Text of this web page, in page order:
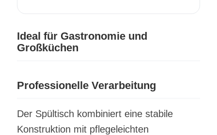
Ideal für Gastronomie und
Großküchen
Professionelle Verarbeitung
Der Spültisch kombiniert eine stabile
Konstruktion mit pflegeleichten